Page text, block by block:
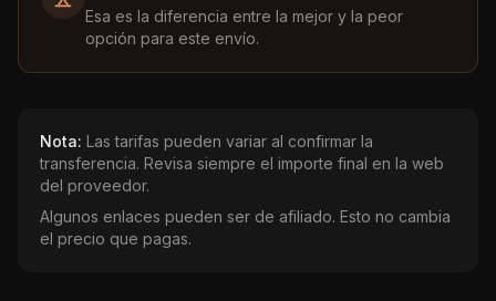
Esa es la diferencia entre la mejor y la peor
opción para este envío.
Nota: Las tarifas pueden variar al confirmar la
transferencia. Revisa siempre el importe final en la web
del proveedor.
Algunos enlaces pueden ser de afiliado. Esto no cambia
el precio que pagas.